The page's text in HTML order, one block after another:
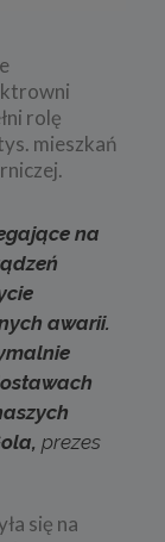
rolę
mieszkań
na
awarii.
prezes
się na